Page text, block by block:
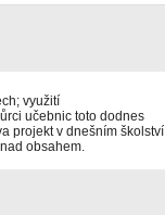
využití
učebnic toto dodnes
projekt v dnešním školství
obsahem.